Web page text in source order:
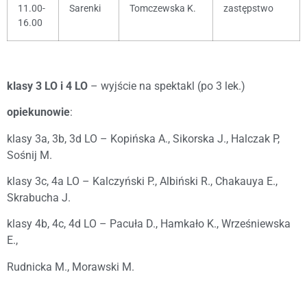
11.00-
16.00
Sarenki Tomczewska K. zastępstwo
klasy 3 LO i 4 LO – wyjście na spektakl (po 3 lek.)
opiekunowie:
klasy 3a, 3b, 3d LO – Kopińska A., Sikorska J., Halczak P,
Sośnij M.
klasy 3c, 4a LO – Kalczyński P., Albiński R., Chakauya E.,
Skrabucha J.
klasy 4b, 4c, 4d LO – Pacuła D., Hamkało K., Wrześniewska
E.,
Rudnicka M., Morawski M.